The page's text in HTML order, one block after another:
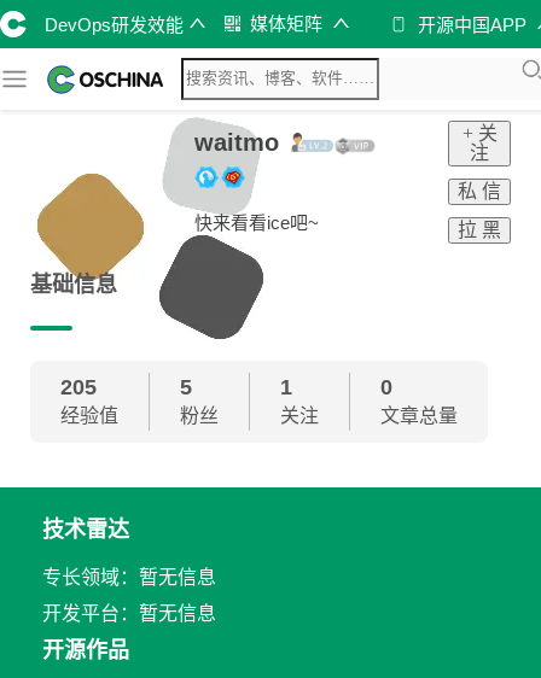
DevOps研发效能 媒体矩阵 开源中国APP
waitmo
快来看看ice吧~
+ 关
注
私 信
拉 黑
基础信息
205
经验值
5
粉丝
1
关注
0
文章总量
技术雷达
专长领域：暂无信息
开发平台：暂无信息
开源作品